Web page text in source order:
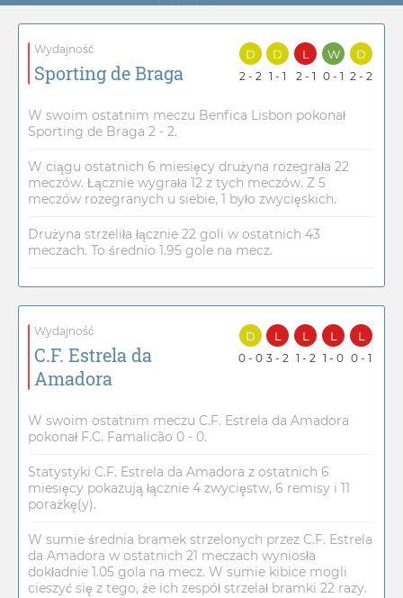
Wydajność
Sporting de Braga
D
2 - 2
D
1 - 1
L
2 - 1
W
0 - 1
D
2 - 2
W swoim ostatnim meczu Benfica Lisbon pokonał
Sporting de Braga 2 - 2.
W ciągu ostatnich 6 miesięcy drużyna rozegrała 22
meczów. Łącznie wygrała 12 z tych meczów. Z 5
meczów rozegranych u siebie, 1 było zwycięskich.
Drużyna strzeliła łącznie 22 goli w ostatnich 43
meczach. To średnio 1.95 gole na mecz.
Wydajność
C.F. Estrela da
Amadora
D
0 - 0
L
3 - 2
L
1 - 2
L
1 - 0
L
0 - 1
W swoim ostatnim meczu C.F. Estrela da Amadora
pokonał F.C. Famalicão 0 - 0.
Statystyki C.F. Estrela da Amadora z ostatnich 6
miesięcy pokazują łącznie 4 zwycięstw, 6 remisy i 11
porażkę(y).
W sumie średnia bramek strzelonych przez C.F. Estrela
da Amadora w ostatnich 21 meczach wyniosła
dokładnie 1.05 gola na mecz. W sumie kibice mogli
cieszyć się z tego, że ich zespół strzelał bramki 22 razy.